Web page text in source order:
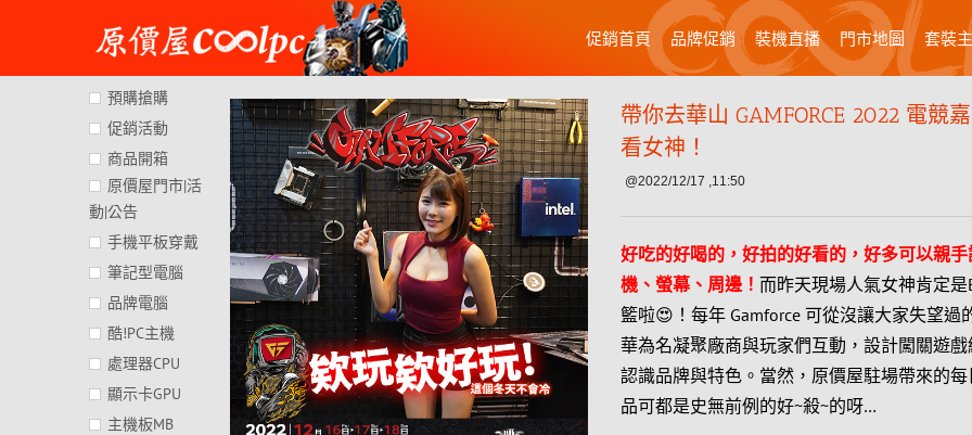
content
促銷首頁 品牌促銷 裝機直播 門市地圖 套裝
帶你去華山 GAMFORCE 2022 電競
看女神！
@2022/12/17 ,11:50
好吃的好喝的，好拍的好看的，好多可以親
機、螢幕、周邊！ 而昨天現場人氣女神肯定是
籃啦😍！每年 Gamforce 可從沒讓大家失望過
華為名凝聚廠商與玩家們互動，設計闖關遊
認識品牌與特色。當然，原價屋駐場帶來的
品可都是史無前例的好~殺~的呀…
預購搶購
促銷活動
商品開箱
原價屋門市|活
動|公告
手機平板穿戴
筆記型電腦
品牌電腦
酷!PC主機
處理器CPU
顯示卡GPU
主機板MB